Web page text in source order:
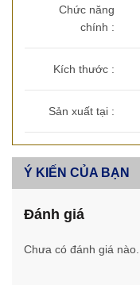
Chức năng
chính :
Kích thước :
Sản xuất tại :
Ý KIẾN CỦA BẠN
Đánh giá
Chưa có đánh giá nào.